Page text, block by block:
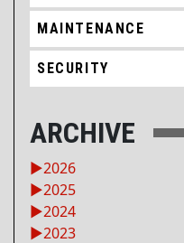
MAINTENANCE
SECURITY
ARCHIVE
►2026
►2025
►2024
►2023